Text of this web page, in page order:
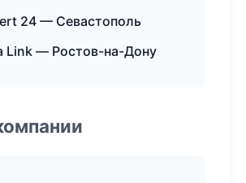
24 — Севастополь
Link — Ростов-на-Дону